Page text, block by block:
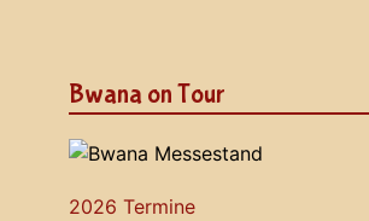
Bwana on Tour
2026 Termine